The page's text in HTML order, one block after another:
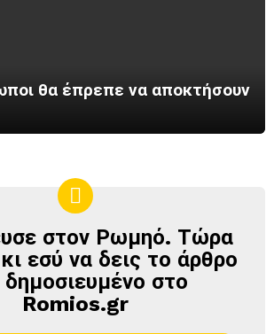
θα έπρεπε να αποκτήσουν
στον Ρωμηό. Τώρα
εσύ να δεις το άρθρο
στο
Romios.gr